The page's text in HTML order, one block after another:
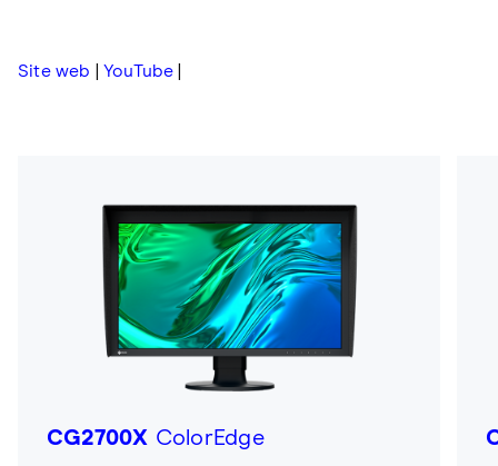
Site web YouTube
CG2700X ColorEdge